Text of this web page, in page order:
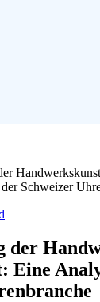
Schweizer
der
Eine